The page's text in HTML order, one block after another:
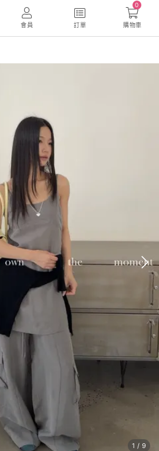
會員 訂單
0
購物車
1 / 9